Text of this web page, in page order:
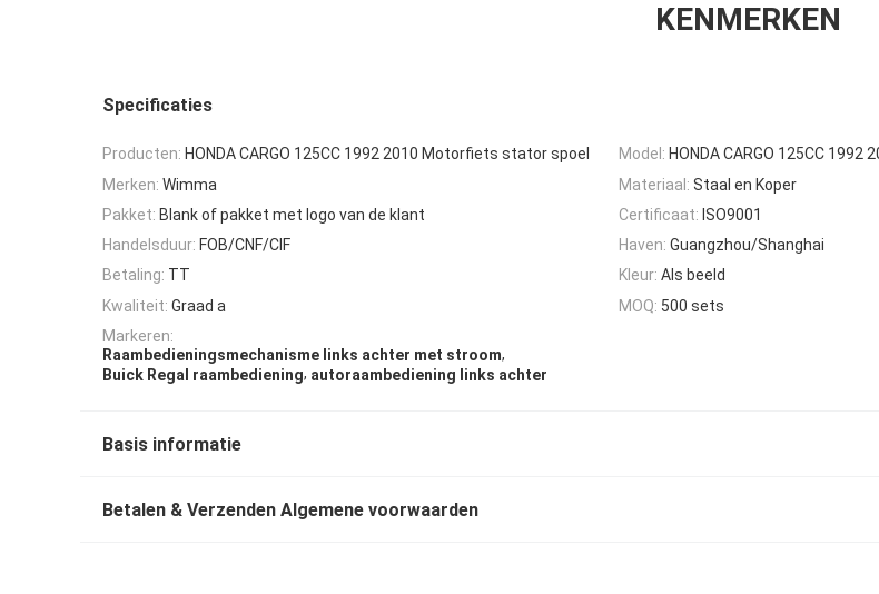
KENMERKEN
Specificaties
Producten: HONDA CARGO 125CC 1992 2010 Motorfiets stator spoel Model: HONDA CARGO 125CC 1992
Merken: Wimma Materiaal: Staal en Koper
Pakket: Blank of pakket met logo van de klant Certificaat: ISO9001
Handelsduur: FOB/CNF/CIF Haven: Guangzhou/Shanghai
Betaling: TT Kleur: Als beeld
Kwaliteit: Graad a MOQ: 500 sets
Markeren:
Raambedieningsmechanisme links achter met stroom,
Buick Regal raambediening, autoraambediening links achter
Basis informatie
Betalen & Verzenden Algemene voorwaarden